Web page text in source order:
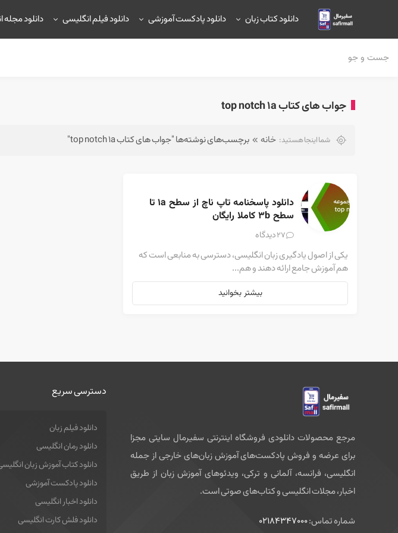
دانلود کتاب زبان دانلود پادکست آموزشی دانلود فیلم انگلیسی دانلود مجله
جواب های کتاب top notch 1a
شما اینجا هستید: خانه برچسب‌های نوشته‌ها "جواب های کتاب top notch 1a"
سطح 3b کاملا رایگان
دیدگاه
یکی از اصول یادگیری زبان انگلیسی، دسترسی به منابعی است که
هم آموزش جامع ارائه دهند و هم...
بیشتر بخوانید
مرجع محصولات دانلودی فروشگاه اینترنتی سفیرمال سایتی مجزا
برای عرضه و فروش پادکست‌های آموزش زبان‌های خارجی از جمله
انگلیسی، فرانسه، آلمانی و ترکی، ویدئوهای آموزش زبان از طریق
اخبار، مجلات انگلیسی و کتاب‌های صوتی است.
شماره تماس:02184347000
دسترسی سریع
دانلود فیلم زبان
دانلود رمان انگلیسی
دانلود کتاب آموزش زبان
دانلود پادکست آموزشی
دانلود اخبار انگلیسی
دانلود فلش کارت انگلیسی